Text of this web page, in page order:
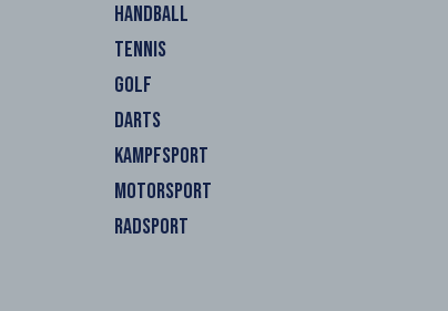
HANDBALL
TENNIS
GOLF
DARTS
KAMPFSPORT
MOTORSPORT
RADSPORT